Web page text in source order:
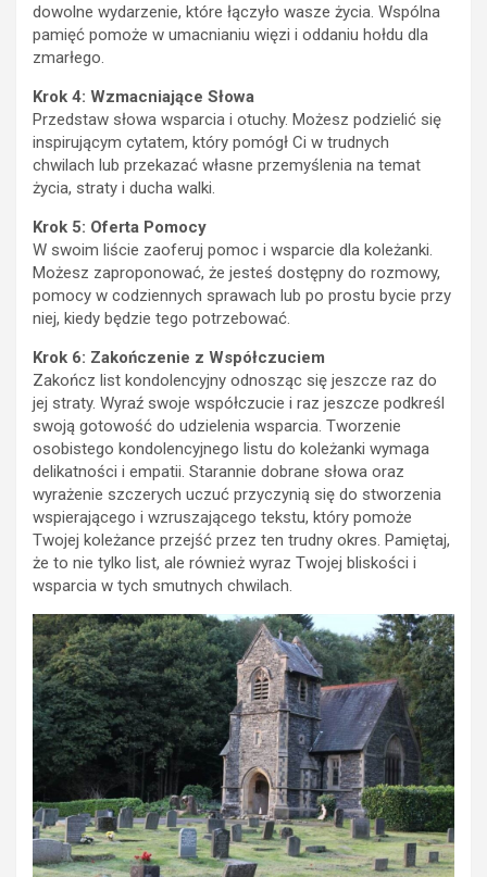
dowolne wydarzenie, które łączyło wasze życia. Wspólna
pamięć pomoże w umacnianiu więzi i oddaniu hołdu dla
zmarłego.
Krok 4: Wzmacniające Słowa
Przedstaw słowa wsparcia i otuchy. Możesz podzielić się
inspirującym cytatem, który pomógł Ci w trudnych
chwilach lub przekazać własne przemyślenia na temat
życia, straty i ducha walki.
Krok 5: Oferta Pomocy
W swoim liście zaoferuj pomoc i wsparcie dla koleżanki.
Możesz zaproponować, że jesteś dostępny do rozmowy,
pomocy w codziennych sprawach lub po prostu bycie przy
niej, kiedy będzie tego potrzebować.
Krok 6: Zakończenie z Współczuciem
Zakończ list kondolencyjny odnosząc się jeszcze raz do
jej straty. Wyraź swoje współczucie i raz jeszcze podkreśl
swoją gotowość do udzielenia wsparcia. Tworzenie
osobistego kondolencyjnego listu do koleżanki wymaga
delikatności i empatii. Starannie dobrane słowa oraz
wyrażenie szczerych uczuć przyczynią się do stworzenia
wspierającego i wzruszającego tekstu, który pomoże
Twojej koleżance przejść przez ten trudny okres. Pamiętaj,
że to nie tylko list, ale również wyraz Twojej bliskości i
wsparcia w tych smutnych chwilach.